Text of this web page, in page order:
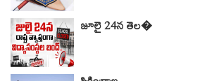
జూలై 24న తెల�